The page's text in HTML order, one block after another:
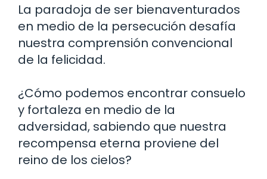
La paradoja de ser bienaventurados
en medio de la persecución desafía
nuestra comprensión convencional
de la felicidad.
¿Cómo podemos encontrar consuelo
y fortaleza en medio de la
adversidad, sabiendo que nuestra
recompensa eterna proviene del
reino de los cielos?